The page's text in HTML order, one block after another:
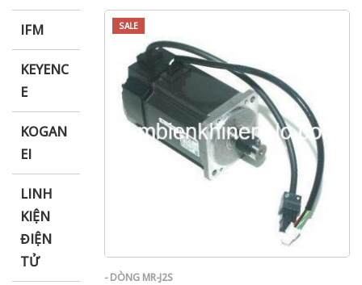
IFM
KEYENC
E
KOGAN
EI
LINH
KIỆN
ĐIỆN
TỬ
SALE
- DÒNG MR-J2S